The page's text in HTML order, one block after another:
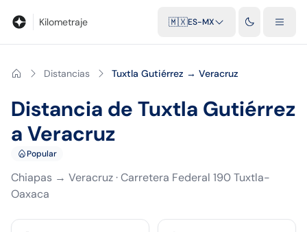
Kilometraje 🇲🇽ES-MX
Distancias Tuxtla Gutiérrez → Veracruz
Distancia de Tuxtla Gutiérrez
a Veracruz
Popular
Chiapas → Veracruz·Carretera Federal 190 Tuxtla-
Oaxaca